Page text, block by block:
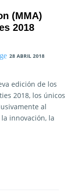
(MMA)
2018
28 ABRIL 2018
edición de los
2018, los únicos
al
innovación, la